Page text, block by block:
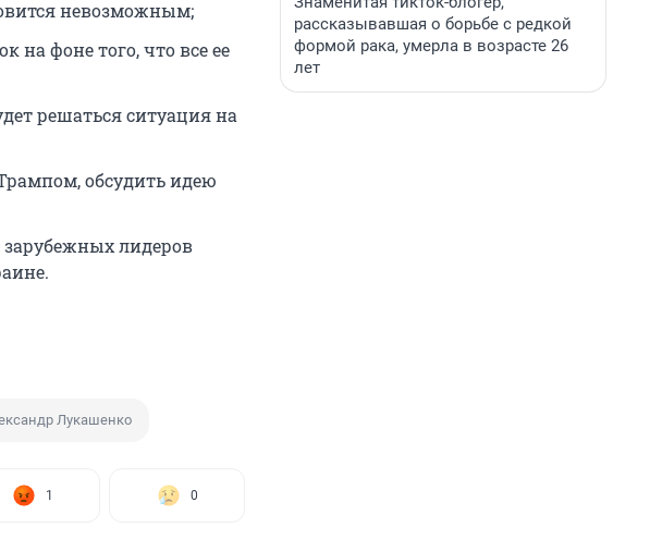
невозможным;
на фоне того, что все ее
решаться ситуация на
обсудить идею
лидеров
Лукашенко
1 0
рассказывавшая о борьбе с редкой
формой рака, умерла в возрасте 26
лет